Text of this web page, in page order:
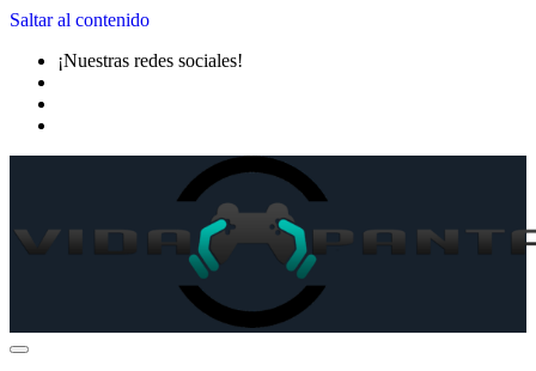
Saltar al contenido
¡Nuestras redes sociales!